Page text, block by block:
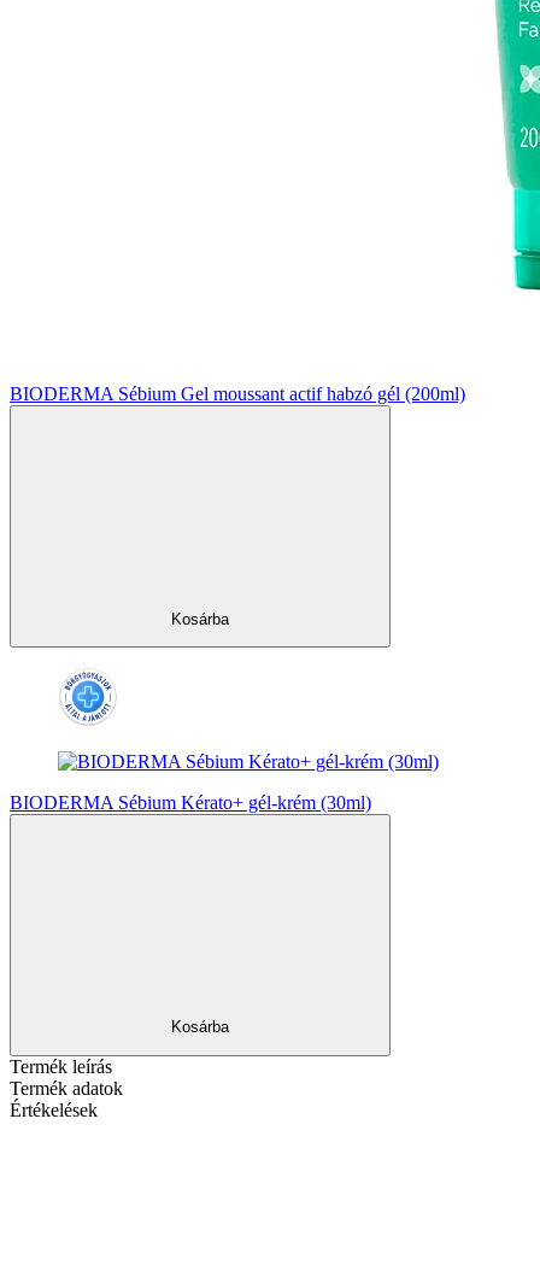
BIODERMA Sébium Gel moussant actif habzó gél (200ml)
Kosárba
BIODERMA Sébium Kérato+ gél-krém (30ml)
Kosárba
Termék leírás
Termék adatok
Értékelések